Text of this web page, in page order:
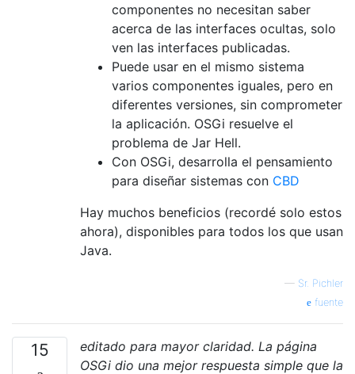
componentes no necesitan saber
acerca de las interfaces ocultas, solo
ven las interfaces publicadas.
Puede usar en el mismo sistema
varios componentes iguales, pero en
diferentes versiones, sin comprometer
la aplicación. OSGi resuelve el
problema de Jar Hell.
Con OSGi, desarrolla el pensamiento
para diseñar sistemas con CBD
Hay muchos beneficios (recordé solo estos
ahora), disponibles para todos los que usan
Java.
— Sr. Pichler
fuente
15
editado para mayor claridad. La página
OSGi dio una mejor respuesta simple que la